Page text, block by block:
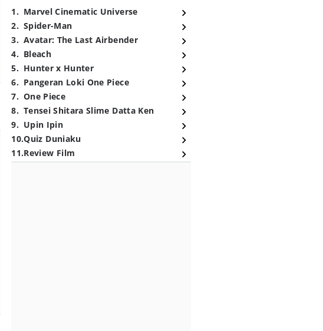
1. Marvel Cinematic Universe
2. Spider-Man
3. Avatar: The Last Airbender
4. Bleach
5. Hunter x Hunter
6. Pangeran Loki One Piece
7. One Piece
8. Tensei Shitara Slime Datta Ken
9. Upin Ipin
10.Quiz Duniaku
11.Review Film